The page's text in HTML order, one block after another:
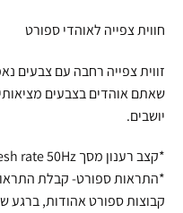
חווית צפייה לאוהדי ספורט
זווית צפייה רחבה עם צבעים
שאתם אוהדים בצבעים
יושבים.
*קצב רענון מסך TM100/Refresh rate 50Hz
*התראות ספורט- קבלת
קבוצות ספורט אהודות, ברגע